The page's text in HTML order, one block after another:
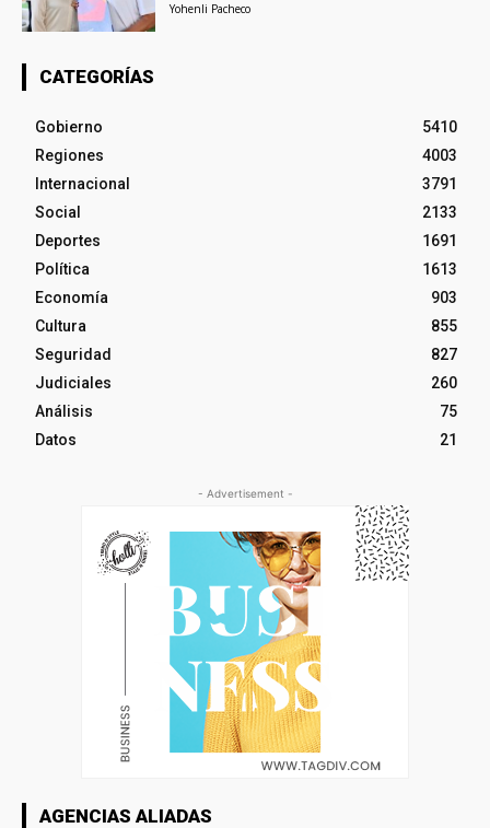
Yohenli Pacheco
CATEGORÍAS
Gobierno
5410
Regiones
4003
Internacional
3791
Social
2133
Deportes
1691
Política
1613
Economía
903
Cultura
855
Seguridad
827
Judiciales
260
Análisis
75
Datos
21
- Advertisement -
AGENCIAS ALIADAS